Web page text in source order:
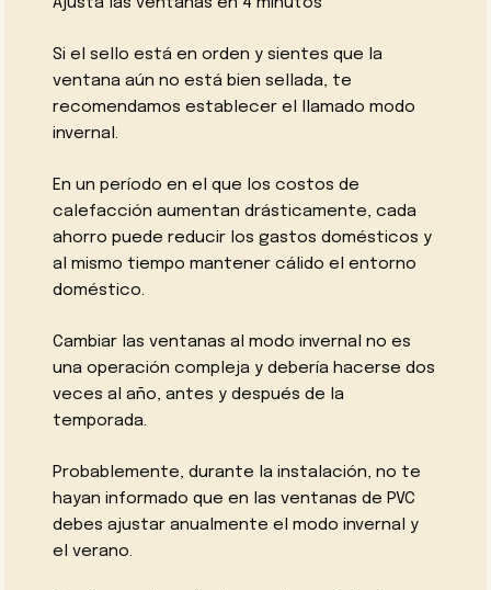
Ajusta las ventanas en 4 minutos
Si el sello está en orden y sientes que la
ventana aún no está bien sellada, te
recomendamos establecer el llamado modo
invernal.
En un período en el que los costos de
calefacción aumentan drásticamente, cada
ahorro puede reducir los gastos domésticos y
al mismo tiempo mantener cálido el entorno
doméstico.
Cambiar las ventanas al modo invernal no es
una operación compleja y debería hacerse dos
veces al año, antes y después de la
temporada.
Probablemente, durante la instalación, no te
hayan informado que en las ventanas de PVC
debes ajustar anualmente el modo invernal y
el verano.